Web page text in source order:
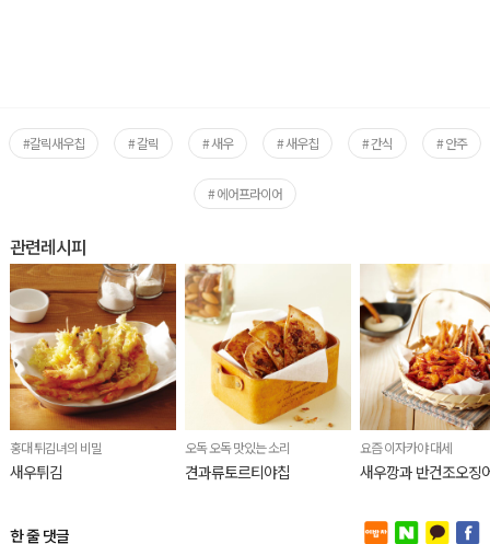
#갈릭새우칩 # 갈릭 # 새우 # 새우칩 # 간식 # 안주
# 에어프라이어
관련레시피
홍대 튀김녀의 비밀
새우튀김
오독 오독 맛있는 소리
견과류토르티야칩
요즘 이자카야 대세
새우깡과 반건조오징
한 줄 댓글